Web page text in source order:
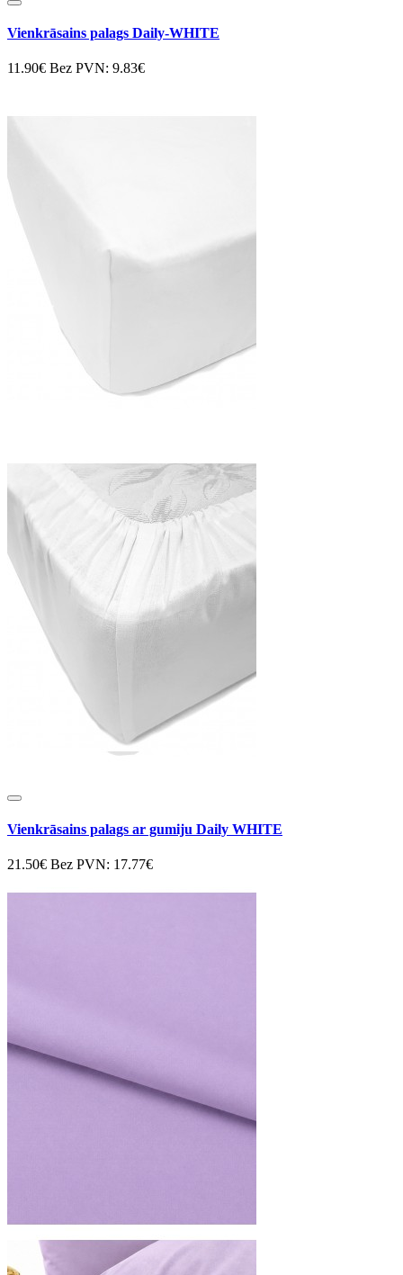
Vienkrāsains palags Daily-WHITE
11.90€ Bez PVN: 9.83€
Vienkrāsains palags ar gumiju Daily WHITE
21.50€ Bez PVN: 17.77€